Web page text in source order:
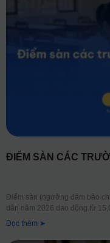
ĐIỂM SÀN CÁC
Điểm sàn (ngưỡng đảm bảo
dân năm 2026 dao động từ
Đọc thêm ➤